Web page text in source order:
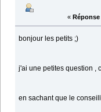
« Réponse
bonjour les petits ;)
j'ai une petites question ,
en sachant que le